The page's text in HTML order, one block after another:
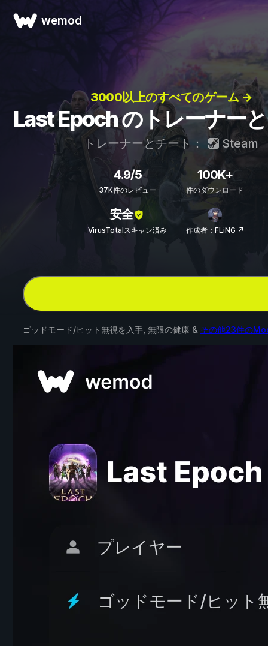
wemod
3000以上のすべてのゲーム →
Last Epoch のトレーナー
トレーナーとチート： Steam
4.9/5
37K件のレビュー
100K+
件のダウンロード
安全
VirusTotalスキャン済み 作成者：FLiNG ↗
ゴッドモード/ヒット無視を入手, 無限の健康 & その他23件の